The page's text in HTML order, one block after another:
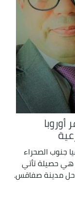
جنوب الصحراء
هي حصيلة تأتي
9 أشخاص بسواحل مدينة صفاقس.